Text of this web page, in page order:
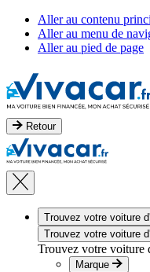
Aller au contenu
Aller au menu de
Aller au pied de page
Retour
Trouvez votre voiture
Trouvez votre voiture
Trouvez votre voiture
Marque